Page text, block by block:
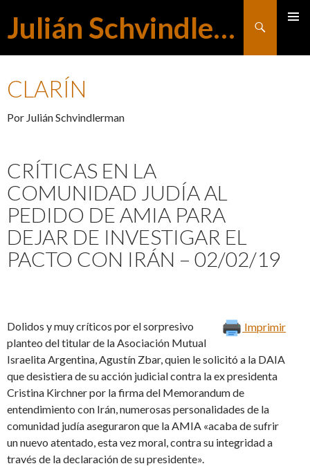
Julián Schvindlerman
Buscar
CONTENIDO
CLARÍN
Por Julián Schvindlerman
CRÍTICAS EN LA
COMUNIDAD JUDÍA AL
PEDIDO DE AMIA PARA
DEJAR DE INVESTIGAR EL
PACTO CON IRÁN – 02/02/19
Imprimir
Dolidos y muy críticos por el sorpresivo
planteo del titular de la Asociación Mutual
Israelita Argentina, Agustín Zbar, quien le solicitó a la DAIA
que desistiera de su acción judicial contra la ex presidenta
Cristina Kirchner por la firma del Memorandum de
entendimiento con Irán, numerosas personalidades de la
comunidad judía aseguraron que la AMIA «acaba de sufrir
un nuevo atentado, esta vez moral, contra su integridad a
través de la declaración de su presidente».